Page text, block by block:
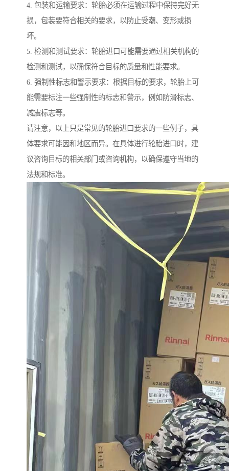
4. 包装和运输要求：轮胎必须在运输过程中保持完好无
损，包装要符合相关的要求，以防止受潮、变形或损
坏。
5. 检测和测试要求：轮胎进口可能需要通过相关机构的
检测和测试，以确保符合目标的质量和性能要求。
6. 强制性标志和警示要求：根据目标的要求，轮胎上可
能需要标注一些强制性的标志和警示，例如防滑标志、
减震标志等。
请注意，以上只是常见的轮胎进口要求的一些例子，具
体要求可能因和地区而异。在具体进行轮胎进口时，建
议咨询目标的相关部门或咨询机构，以确保遵守当地的
法规和标准。